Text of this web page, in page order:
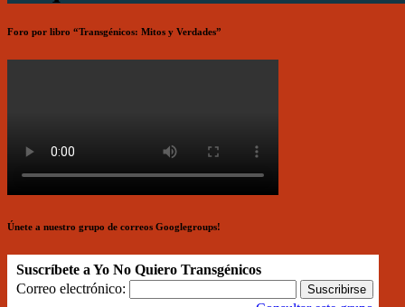
Foro por libro “Transgénicos: Mitos y Verdades”
Únete a nuestro grupo de correos Googlegroups!
Suscríbete a Yo No Quiero Transgénicos
Correo electrónico: